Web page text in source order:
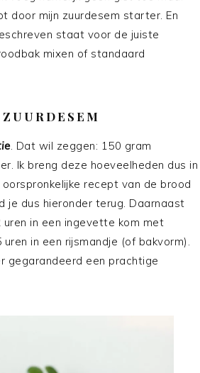
door mijn zuurdesem starter. En
staat voor de juiste
mixen of standaard
. Dat wil zeggen: 150 gram
Ik breng deze hoeveelheden dus in
recept van de brood
je dus hieronder terug. Daarnaast
in een ingevette kom met
in een rijsmandje (of bakvorm).
gegarandeerd een prachtige